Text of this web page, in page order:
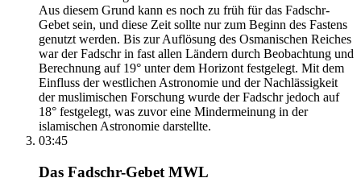
Aus diesem Grund kann es noch zu früh für das Fadschr-
Gebet sein, und diese Zeit sollte nur zum Beginn des Fastens
genutzt werden. Bis zur Auflösung des Osmanischen Reiches
war der Fadschr in fast allen Ländern durch Beobachtung und
Berechnung auf 19° unter dem Horizont festgelegt. Mit dem
Einfluss der westlichen Astronomie und der Nachlässigkeit
der muslimischen Forschung wurde der Fadschr jedoch auf
18° festgelegt, was zuvor eine Mindermeinung in der
islamischen Astronomie darstellte.
03:45
Das Fadschr-Gebet MWL